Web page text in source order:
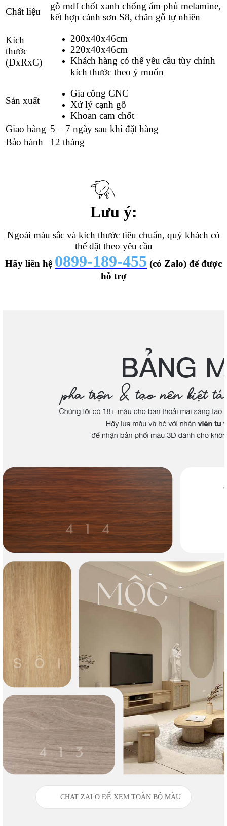
Chất liệu
gỗ mdf chốt xanh chống ẩm phủ melamine,
kết hợp cánh sơn S8, chân gỗ tự nhiên
Kích
thước
(DxRxC)
200x40x46cm
220x40x46cm
Khách hàng có thể yêu cầu tùy chỉnh
kích thước theo ý muốn
Sản xuất
Gia công CNC
Xử lý cạnh gỗ
Khoan cam chốt
Giao hàng 5 – 7 ngày sau khi đặt hàng
Bảo hành
12 tháng
Lưu ý:
Ngoài màu sắc và kích thước tiêu chuẩn, quý khách có
thể đặt theo yêu cầu
Hãy liên hệ 0899-189-455 (có Zalo) để được
hỗ trợ
CHAT ZALO ĐỂ XEM TOÀN BỘ MÀU